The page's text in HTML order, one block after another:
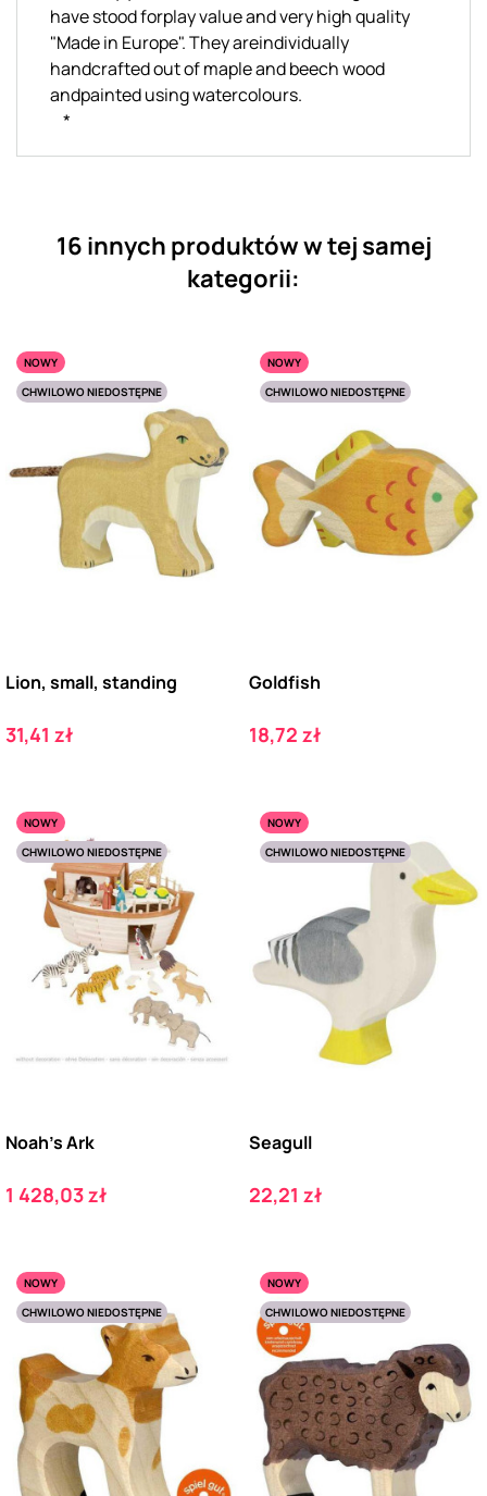
have stood forplay value and very high quality
"Made in Europe". They areindividually
handcrafted out of maple and beech wood
andpainted using watercolours.
*
16 innych produktów w tej samej
kategorii:
NOWY
CHWILOWO NIEDOSTĘPNE
Lion, small, standing
Cena
31,41 zł
NOWY
CHWILOWO NIEDOSTĘPNE
Goldfish
Cena
18,72 zł
NOWY
CHWILOWO NIEDOSTĘPNE
Noah's Ark
Cena
1 428,03 zł
NOWY
CHWILOWO NIEDOSTĘPNE
Seagull
Cena
22,21 zł
NOWY
CHWILOWO NIEDOSTĘPNE
NOWY
CHWILOWO NIEDOSTĘPNE